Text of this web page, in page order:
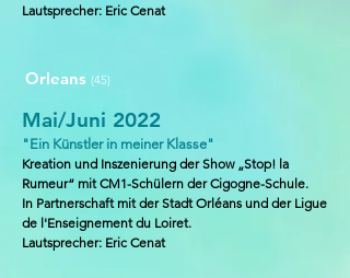
Lautsprecher: Eric Cenat
Orleans (45)
Mai/Juni 2022
"Ein Künstler in meiner Klasse"
Kreation und Inszenierung der Show „Stop! la
Rumeur“ mit CM1-Schülern der Cigogne-Schule.
In Partnerschaft mit der Stadt Orléans und der Ligue
de l'Enseignement du Loiret.
Lautsprecher: Eric Cenat